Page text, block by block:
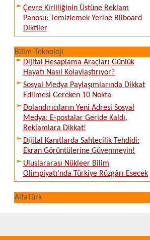
Çevre Kirliliğinin Üstüne Reklam
Panosu: Temizlemek Yerine Bilboard
Diktiler
Bilim-Teknoloji
Dijital Hesaplama Araçları Günlük
Hayatı Nasıl Kolaylaştırıyor?
Sosyal Medya Paylaşımlarında Dikkat
Edilmesi Gereken 10 Nokta
Dolandırıcıların Yeni Adresi Sosyal
Medya: E-postalar Geride Kaldı,
Reklamlara Dikkat!
Dijital Kanıtlarda Sahtecilik Tehdidi:
Ekran Görüntülerine Güvenmeyin!
Uluslararası Nükleer Bilim
Olimpiyatı’nda Türkiye Rüzgârı Esecek
AlfaTürk